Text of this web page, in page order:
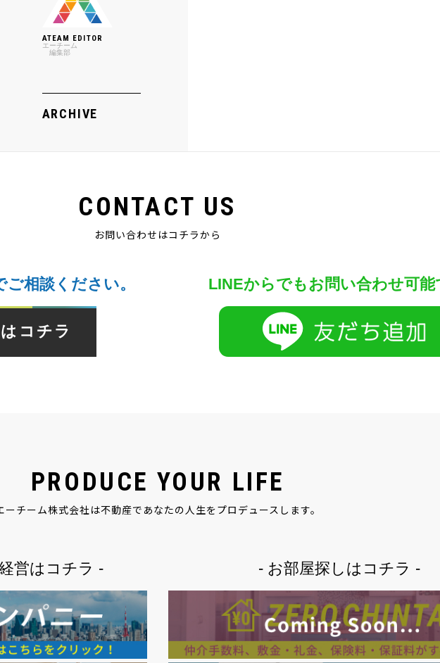
ATEAM EDITOR
エーチーム
編集部
ARCHIVE
CONTACT US
お問い合わせはコチラから
相談ください。
コチラ
LINEからでもお問い合わせ可能
PRODUCE YOUR LIFE
ーチーム株式会社は不動産で あなたの人生をプロデュースします。
営はコチラ - - お部屋探しはコチラ -